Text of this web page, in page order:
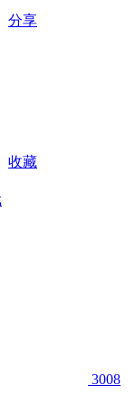
分享
收藏
3008